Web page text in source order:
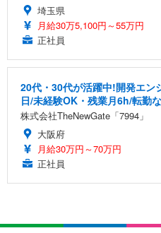
埼玉県
月給30万5,100円～55万円
正社員
20代・30代が活躍中!開発エン
日/未経験OK・残業月6h/転勤
株式会社TheNewGate「7994」
大阪府
月給30万円～70万円
正社員